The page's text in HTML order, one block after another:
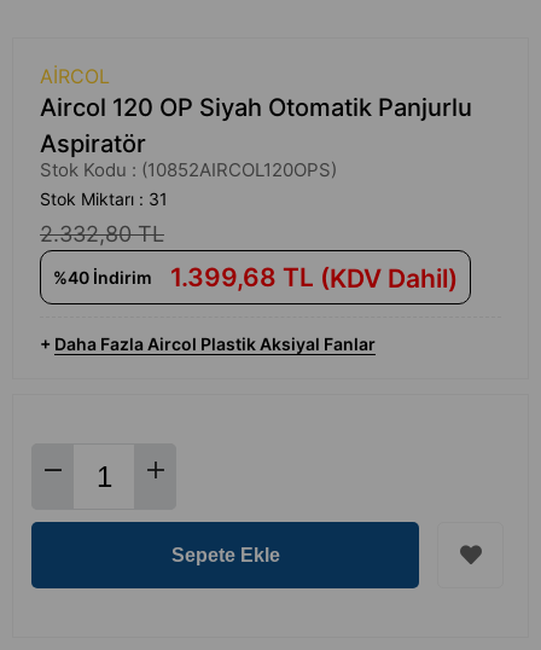
AIRCOL
Aircol 120 OP Siyah Otomatik Panjurlu
Aspiratör
Stok Kodu (10852AIRCOL120OPS)
Stok Miktarı : 31
2.332,80 TL
%40 İndirim 1.399,68 TL (KDV Dahil)
+ Daha Fazla Aircol Plastik Aksiyal Fanlar